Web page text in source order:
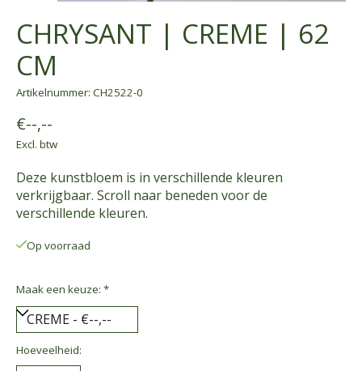
CHRYSANT | CREME | 62
CM
Artikelnummer: CH2522-0
€--,--
Excl. btw
Deze kunstbloem is in verschillende kleuren
verkrijgbaar. Scroll naar beneden voor de
verschillende kleuren.
Op voorraad
Maak een keuze: *
Hoeveelheid: